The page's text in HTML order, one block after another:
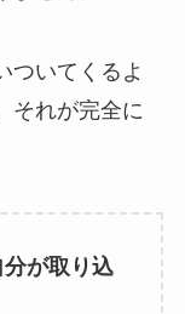
ついてくるよ
それが完全に
が取り込